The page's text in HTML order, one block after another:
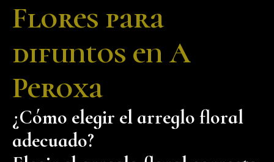
Flores para
difuntos en A
Peroxa
¿Cómo elegir el arreglo floral
adecuado?